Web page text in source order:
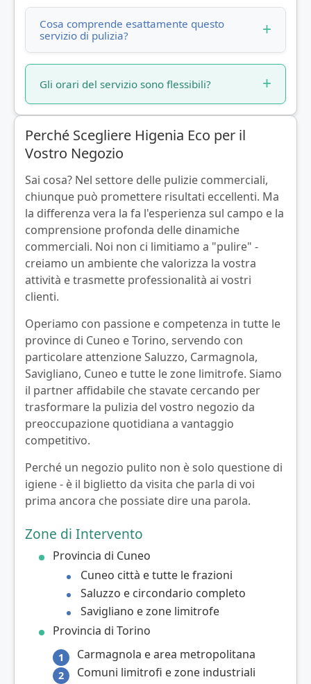
Cosa comprende esattamente questo
servizio di pulizia?
Gli orari del servizio sono flessibili?
Perché Scegliere Higenia Eco per il
Vostro Negozio
Sai cosa? Nel settore delle pulizie commerciali,
chiunque può promettere risultati eccellenti. Ma
la differenza vera la fa l'esperienza sul campo e la
comprensione profonda delle dinamiche
commerciali. Noi non ci limitiamo a "pulire" -
creiamo un ambiente che valorizza la vostra
attività e trasmette professionalità ai vostri
clienti.
Operiamo con passione e competenza in tutte le
province di Cuneo e Torino, servendo con
particolare attenzione Saluzzo, Carmagnola,
Savigliano, Cuneo e tutte le zone limitrofe. Siamo
il partner affidabile che stavate cercando per
trasformare la pulizia del vostro negozio da
preoccupazione quotidiana a vantaggio
competitivo.
Perché un negozio pulito non è solo questione di
igiene - è il biglietto da visita che parla di voi
prima ancora che possiate dire una parola.
Zone di Intervento
Provincia di Cuneo
Cuneo città e tutte le frazioni
Saluzzo e circondario completo
Savigliano e zone limitrofe
Provincia di Torino
Carmagnola e area metropolitana
Comuni limitrofi e zone industriali